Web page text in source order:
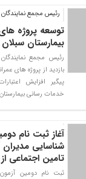
رئیس مجمع نمایندگان
توسعه پروژه
بیمارستان سبلان
رئیس مجمع
بازدید از پروژه های
پیگیر افزایش
خدمات رسانی
آغاز ثبت نام
شناسایی مدیران
تامین اجتماعی از
ثبت نام دومین